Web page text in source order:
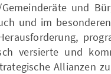
und
und im
g,
versierte und
Allianzen